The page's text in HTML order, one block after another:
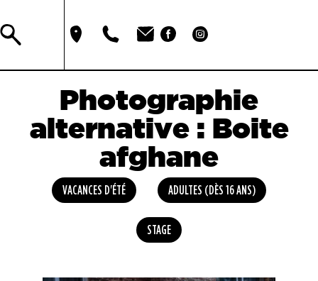
Photographie
alternative : Boite
afghane
VACANCES D'ÉTÉ ADULTES (DÈS 16 ANS)
STAGE